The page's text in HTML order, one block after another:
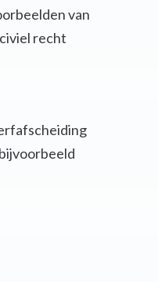
van
recht